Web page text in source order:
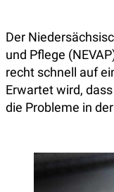
Der
und Pflege
recht schnell auf
Erwartet wird,
die Probleme in